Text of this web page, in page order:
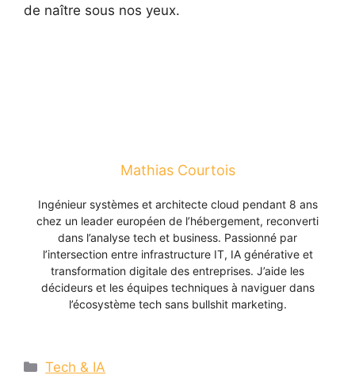
de naître sous nos yeux.
Mathias Courtois
Ingénieur systèmes et architecte cloud pendant 8 ans
chez un leader européen de l’hébergement, reconverti
dans l’analyse tech et business. Passionné par
l’intersection entre infrastructure IT, IA générative et
transformation digitale des entreprises. J’aide les
décideurs et les équipes techniques à naviguer dans
l’écosystème tech sans bullshit marketing.
Catégories
Tech & IA